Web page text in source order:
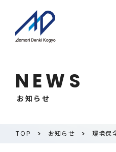
NEWS
お知らせ
TOP お知らせ 環境保